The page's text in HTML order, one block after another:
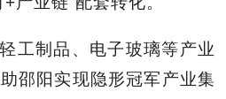
工制品、电子玻璃等产业
邵阳实现隐形冠军产业集